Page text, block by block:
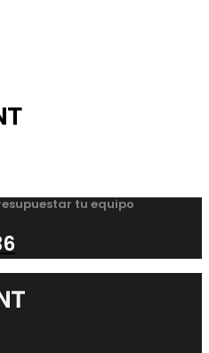
tu equipo